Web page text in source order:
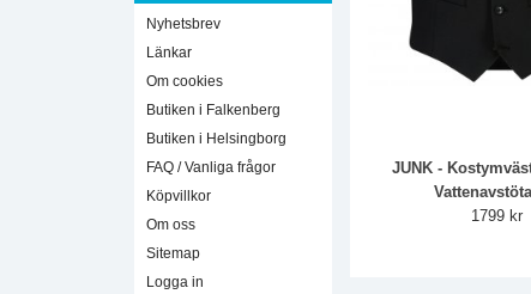
Nyhetsbrev
Länkar
Om cookies
Butiken i Falkenberg
Butiken i Helsingborg
FAQ / Vanliga frågor
Köpvillkor
Om oss
Sitemap
Logga in
JUNK -
1799 kr